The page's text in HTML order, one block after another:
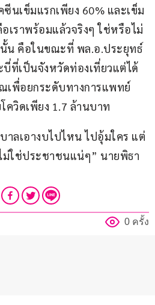
นเข็มแรกเพียง 60% และเข็ม
เราพร้อมแล้วจริงๆ ใช่หรือไม่
น คือในขณะที่ พล.อ.ประยุทธ์
บี่ที่เป็นจังหวัดท่องเที่ยวแต่ได้
เพื่อยกระดับทางการแพทย์
ควิดเพียง 1.7 ล้านบาท
าลเอางบไปไหน ไปอุ้มใคร แต่
ใช่ประชาชนแน่ๆ” นายพิธา
0 ครั้ง